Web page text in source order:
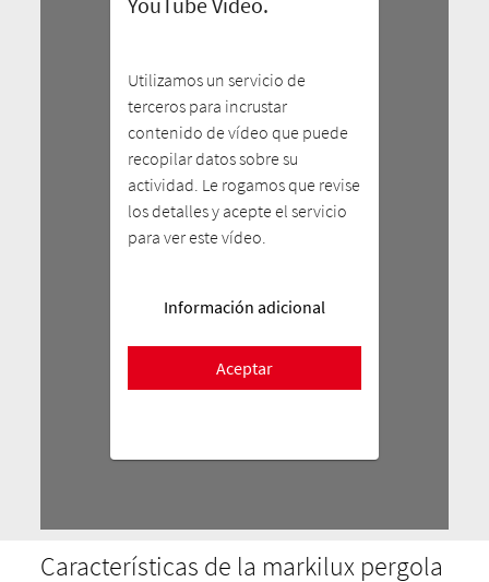
Utilizamos un servicio de
terceros para incrustar
contenido de vídeo que puede
recopilar datos sobre su
actividad. Le rogamos que revise
los detalles y acepte el servicio
para ver este vídeo.
Información adicional
Aceptar
Características de la markilux pergola